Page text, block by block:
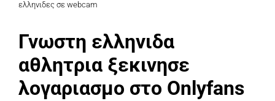
ελληνιδες σε webcam
Γνωστη ελληνιδα
αθλητρια ξεκινησε
λογαριασμο στο Onlyfans